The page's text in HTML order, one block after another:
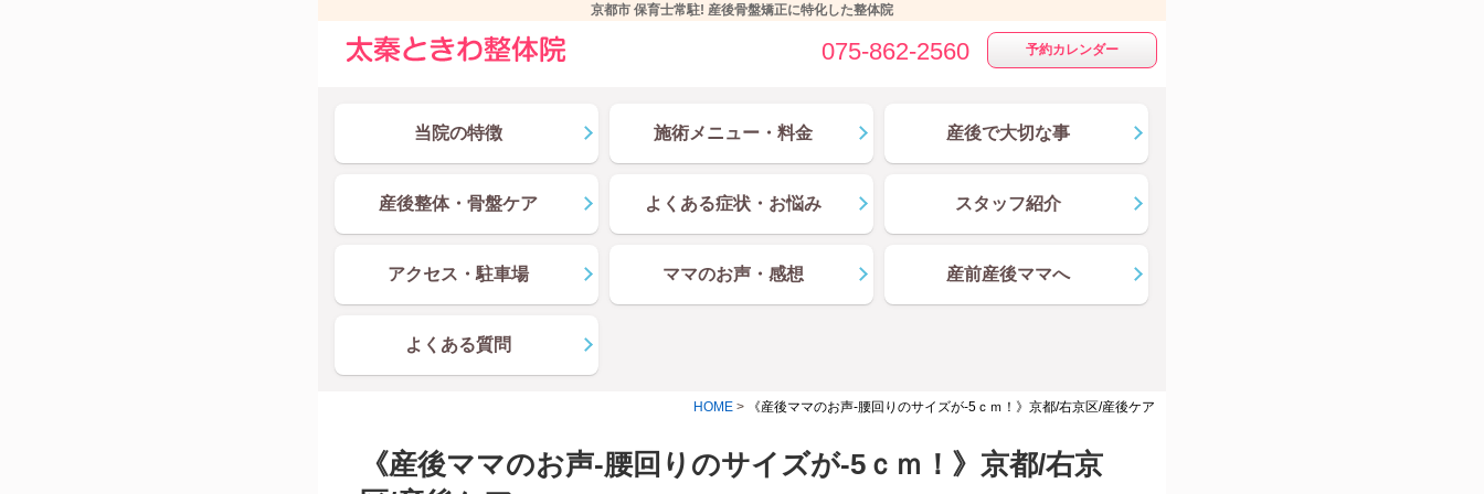
京都市 保育士常駐! 産後骨盤矯正に特化した整体院
075-862-2560 予約カレンダー
当院の特徴 施術メニュー・料金 産後で大切な事
産後整体・骨盤ケア よくある症状・お悩み スタッフ紹介
アクセス・駐車場 ママのお声・感想 産前産後ママへ
よくある質問
HOME > 《産後ママのお声-腰回りのサイズが-5ｃｍ！》京都/右京区/産後ケア
《産後ママのお声-腰回りのサイズが-5ｃｍ！》京都/右京